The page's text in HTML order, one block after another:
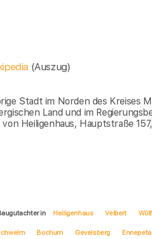
(Auszug)
Stadt im Norden des Kreises
Land und im
Heiligenhaus, Hauptstraße
in Heiligenhaus Velbert
Bochum Gevelsberg